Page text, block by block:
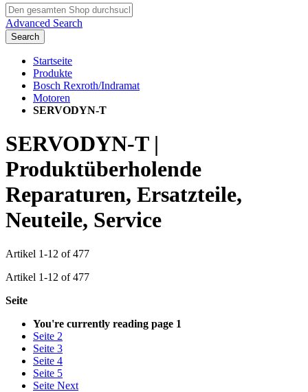
Advanced Search
Search
Startseite
Produkte
Bosch Rexroth/Indramat
Motoren
SERVODYN-T
SERVODYN-T |
Produktüberholende
Reparaturen, Ersatzteile,
Neuteile, Service
Artikel 1-12 of477
Artikel 1-12 of477
Seite
You're currently reading page 1
Seite 2
Seite 3
Seite 4
Seite 5
Seite Next